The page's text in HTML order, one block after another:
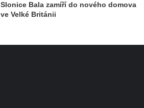
Slonice Bala zamíří do nového domova
ve Velké Británii